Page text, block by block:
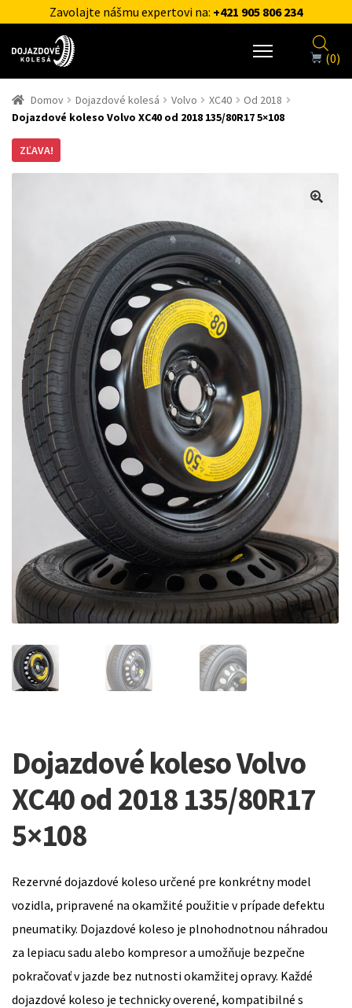
Zavolajte nášmu expertovi na: +421 905 806 234
(0)
Domov Dojazdové kolesá Volvo XC40
Od 2018
Dojazdové koleso Volvo XC40 od 2018 135/80R17 5×108
ZĽAVA!
Dojazdové koleso Volvo
XC40 od 2018 135/80R17
5×108
Rezervné dojazdové koleso určené pre konkrétny model
vozidla, pripravené na okamžité použitie v prípade defektu
pneumatiky. Dojazdové koleso je plnohodnotnou náhradou
za lepiacu sadu alebo kompresor a umožňuje bezpečne
pokračovať v jazde bez nutnosti okamžitej opravy. Každé
dojazdové koleso je technicky overené, kompatibilné s